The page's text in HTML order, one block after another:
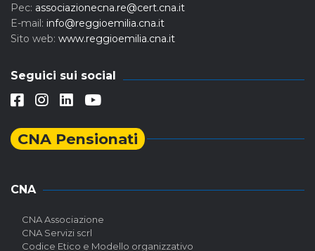
Pec: associazionecna.re@cert.cna.it
E-mail: info@reggioemilia.cna.it
Sito web: www.reggioemilia.cna.it
Seguici sui social
CNA Pensionati
CNA
CNA Associazione
CNA Servizi scrl
Codice Etico e Modello organizzativo